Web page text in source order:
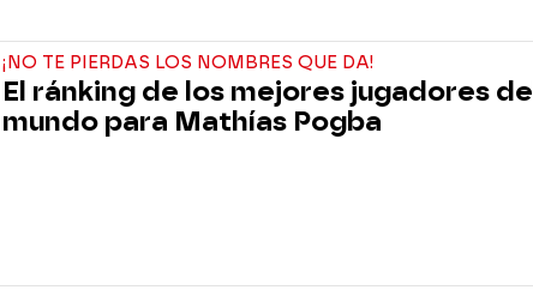
¡NO TE PIERDAS LOS NOMBRES QUE DA!
El ránking de los mejores jugadores del
mundo para Mathías Pogba